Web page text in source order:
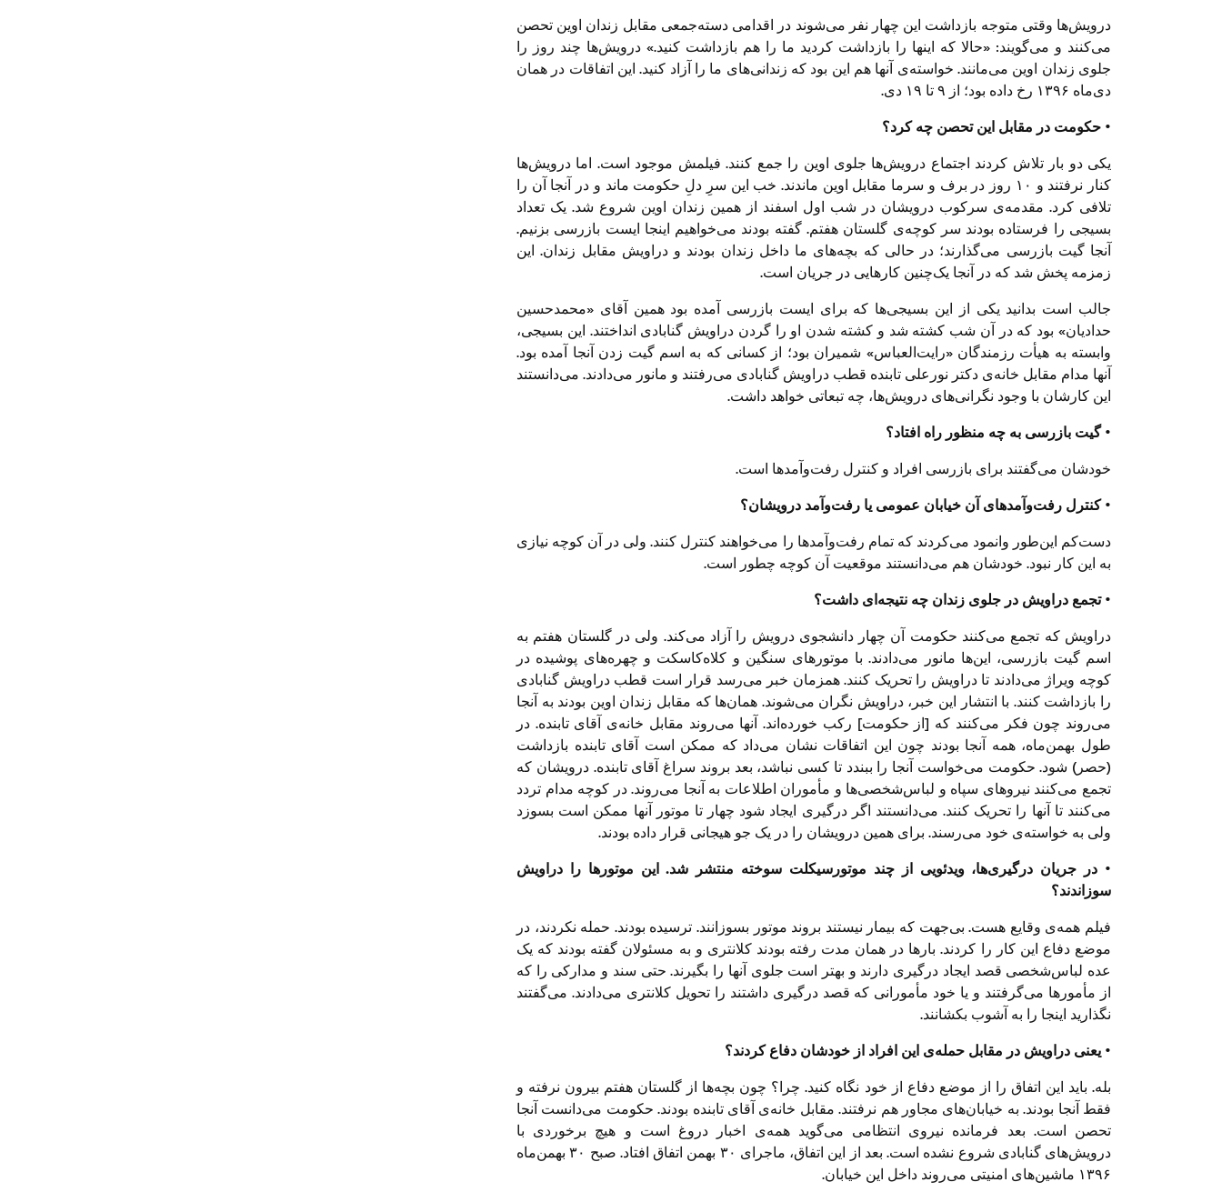
درویش‌ها وقتی متوجه بازداشت این چهار نفر می‌شوند در اقدامی دسته‌جمعی مقابل زندان اوین تحصن
می‌کنند و می‌گویند: «حالا که اینها را بازداشت کردید ما را هم بازداشت کنید.» درویش‌ها چند روز را
جلوی زندان اوین می‌مانند. خواسته‌‌ی آنها هم این بود که زندانی‌های ما را آزاد کنید. این اتفاقات در همان
دی‌ماه ۱۳۹۶ رخ داده بود؛ از ۹ تا ۱۹ دی.
• حکومت در مقابل این تحصن چه کرد؟
یکی دو بار تلاش کردند اجتماع درویش‌ها جلوی اوین را جمع کنند. فیلمش موجود است. اما درویش‌ها
کنار نرفتند و ۱۰ روز در برف و سرما مقابل اوین ‌ماندند. خب این سرِ دلِ حکومت ماند و در آنجا آن را
تلافی‌ کرد. مقدمه‌ی سرکوب درویشان در شب اول اسفند از همین زندان اوین شروع شد. یک تعداد
بسیجی را ‌فرستاده بودند سر کوچه‌ی گلستان هفتم. گفته بودند می‌خواهیم اینجا ایست بازرسی بزنیم.
آ‎نجا گیت بازرسی می‌گذارند؛ در حالی که بچه‌های ما داخل زندان بودند و دراویش مقابل زندان. این
زمزمه پخش شد که در آنجا یک‌چنین کارهایی در جریان است.
جالب است بدانید یکی از این بسیجی‌ها که برای ایست بازرسی آمده بود همین آقای «محمدحسین
حدادیان» بود که در آن شب کشته شد و کشته شدن او را گردن دراویش گنابادی انداختند. این بسیجی،
وابسته به هیأت رزمندگان «رایت‌العباس» شمیران بود؛ از کسانی که به اسم گیت زدن آنجا آمده بود.
آنها مدام مقابل خانه‌ی دکتر نورعلی تابنده قطب دراویش گنابادی می‌رفتند و مانور می‌دادند. می‌دانستند
این کارشان با وجود نگرانی‌های درویش‌ها، چه تبعاتی خواهد داشت.
• گیت بازرسی به چه منظور راه افتاد؟
خودشان می‌گفتند برای بازرسی افراد و کنترل رفت‌وآمدها است.
• کنترل رفت‌وآمدهای آن خیابان عمومی یا رفت‌وآمد درویشان؟
دست‌کم این‌طور وانمود می‌کردند که تمام رفت‌وآمدها را می‌خواهند کنترل کنند. ولی در آن کوچه نیازی
به این کار نبود. خودشان هم می‌دانستند موقعیت آن کوچه چطور است.
• تجمع دراویش در جلوی زندان چه نتیجه‌ای داشت؟
دراویش که تجمع می‌کنند حکومت آن چهار دانشجوی درویش را آزاد می‌کند. ولی در گلستان هفتم به
اسم گیت بازرسی، این‌ها مانور می‌دادند. با موتورهای سنگین و کلاه‌کاسکت و چهره‌های پوشیده در
کوچه ویراژ می‌دادند تا دراویش را تحریک کنند. همزمان خبر می‌رسد قرار است قطب دراویش گنابادی
را بازداشت کنند. با انتشار این خبر، دراویش نگران می‌شوند. همان‌ها که مقابل زندان اوین بودند به آنجا
می‌روند چون فکر می‌کنند که [از حکومت] رکب خورده‌اند. آنها می‌روند مقابل خانه‌ی آقای تابنده. در
طول بهمن‌ماه، همه آ‎نجا بودند چون این اتفاقات نشان می‌داد که ممکن است آقای تابنده بازداشت
(حصر) شود. حکومت می‌خواست آنجا را ببندد تا کسی نباشد، بعد بروند سراغ آقای تابنده. درویشان که
تجمع می‌کنند نیروهای سپاه و لباس‌شخصی‌ها و مأموران اطلاعات به آنجا می‌روند. در کوچه مدام تردد
می‌کنند تا آن‏ها را تحریک کنند. می‌دانستند اگر درگیری ایجاد شود چهار تا موتور آن‏ها ممکن است بسوزد
ولی به خواسته‌ی خود می‌رسند. برای همین درویشان را در یک جو هیجانی قرار ‌داده بودند.
• در جریان درگیری‌ها، ویدئویی از چند موتورسیکلت سوخته منتشر شد. این موتورها را دراویش
سوزاندند؟
فیلم همه‌ی وقایع هست. بی‌جهت که بیمار نیستند بروند موتور بسوزانند. ترسیده بودند. حمله نکردند، در
موضع دفاع این کار را کردند. بارها در همان مدت رفته‌ بودند کلانتری و به مسئولان گفته‌ بودند که یک
عده لباس‌شخصی قصد ایجاد درگیری دارند و بهتر است جلوی‌ آنها را بگیرند. حتی سند و مدارکی را که
از مأمورها می‌گرفتند و یا خود مأمورانی که قصد درگیری داشتند را تحویل کلانتری می‌دادند. می‌گفتند
نگذارید اینجا را به آشوب بکشانند.
• یعنی دراویش در مقابل حمله‌ی این افراد از خودشان دفاع کردند؟
بله. باید این اتفاق را از موضع دفاع از خود نگاه کنید. چرا؟ چون بچه‌ها از گلستان هفتم بیرون نرفته و
فقط آنجا بودند. به خیابان‌های مجاور هم نرفتند. مقابل خانه‌ی آقای تابنده بودند. حکومت می‌دانست آن‏جا
تحصن است. بعد فرمانده نیروی انتظامی می‌گوید همه‌ی اخبار دروغ است و هیچ برخوردی با
درویش‌های گنابادی شروع نشده است. بعد از این اتفاق، ماجرای ۳۰ بهمن اتفاق ‌افتاد. صبح ۳۰ بهمن‌ماه
۱۳۹۶ ماشین‌های امنیتی می‌روند داخل این خیابان.